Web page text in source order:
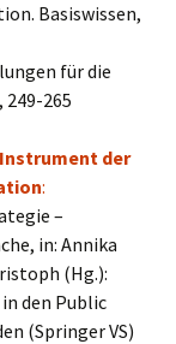
Basiswissen,
für die
249-265
der
:
–
in: Annika
(Hg.):
den Public
(Springer VS)